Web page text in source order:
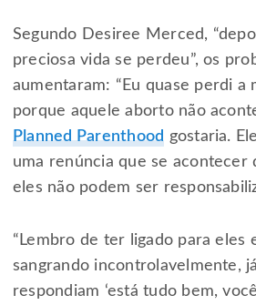
Segundo Desiree Merced,
preciosa vida se perdeu”, os
aumentaram: “Eu quase perdi a
porque aquele aborto não
Planned Parenthood gostaria.
uma renúncia que se acontecer
eles não podem ser
“Lembro de ter ligado para eles
sangrando incontrolavelmente,
respondiam ‘está tudo bem,